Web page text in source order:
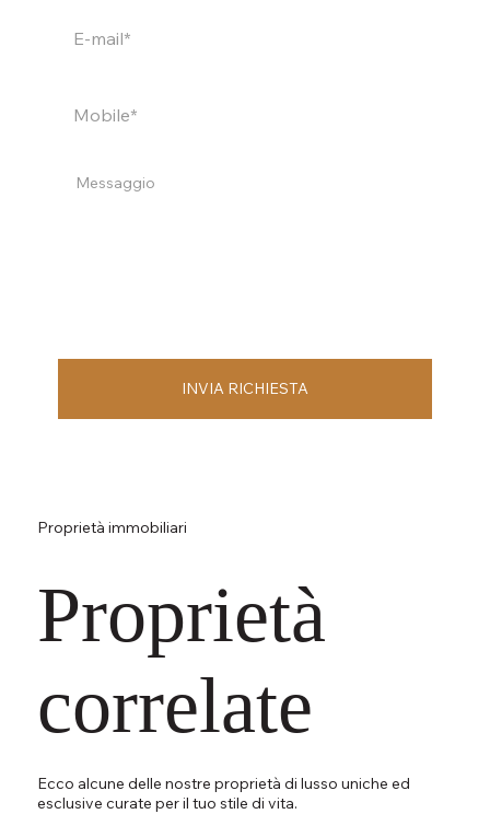
Proprietà
correlate
Ecco alcune delle nostre proprietà di lusso uniche ed
esclusive curate per il tuo stile di vita.
Proprietà immobiliari
INVIA RICHIESTA